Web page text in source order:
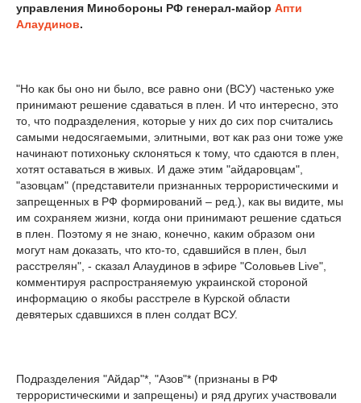
управления Минобороны РФ генерал-майор Апти
Алаудинов.
"Но как бы оно ни было, все равно они (ВСУ) частенько уже
принимают решение сдаваться в плен. И что интересно, это
то, что подразделения, которые у них до сих пор считались
самыми недосягаемыми, элитными, вот как раз они тоже уже
начинают потихоньку склоняться к тому, что сдаются в плен,
хотят оставаться в живых. И даже этим "айдаровцам",
"азовцам" (представители признанных террористическими и
запрещенных в РФ формирований – ред.), как вы видите, мы
им сохраняем жизни, когда они принимают решение сдаться
в плен. Поэтому я не знаю, конечно, каким образом они
могут нам доказать, что кто-то, сдавшийся в плен, был
расстрелян", - сказал Алаудинов в эфире "Соловьев Live",
комментируя распространяемую украинской стороной
информацию о якобы расстреле в Курской области
девятерых сдавшихся в плен солдат ВСУ.
Подразделения "Айдар"*, "Азов"* (признаны в РФ
террористическими и запрещены) и ряд других участвовали